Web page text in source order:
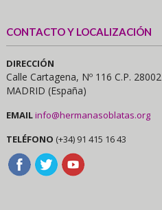
CONTACTO Y LOCALIZACIÓN
DIRECCIÓN
Calle Cartagena, Nº 116 C.P. 28002
MADRID (España)
EMAILinfo@hermanasoblatas.org
TELÉFONO (+34) 91 415 16 43